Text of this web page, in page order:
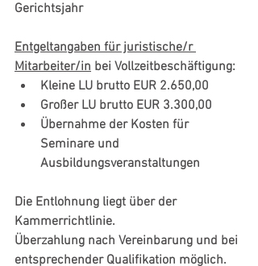
Gerichtsjahr
Entgeltangaben für juristische/r
Mitarbeiter/in bei Vollzeitbeschäftigung:
Kleine LU brutto EUR 2.650,00
Großer LU brutto EUR 3.300,00
Übernahme der Kosten für
Seminare und
Ausbildungsveranstaltungen
Die Entlohnung liegt über der
Kammerrichtlinie.
Überzahlung nach Vereinbarung und bei
entsprechender Qualifikation möglich.